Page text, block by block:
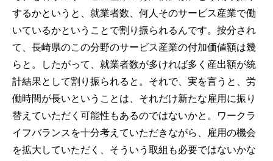
するかというと、就業者数、何人そのサービス産業で働
いているかということで割り振られるんです。按分され
て、長崎県のこの分野のサービス産業の付加価値額は幾
らと。したがって、就業者数が多ければ多く産出額が統
計結果として割り振られると。それで、実を言うと、労
働時間が長いということは、それだけ新たな雇用に振り
替えていただく可能性もあるのではないかと。ワークラ
イフバランスを十分考えていただきながら、雇用の機会
を拡大していただく、そういう取組も必要ではないかな